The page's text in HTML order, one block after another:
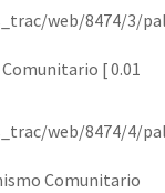
web/8474/3/
[ 0.01
web/8474/4/
Comunitario